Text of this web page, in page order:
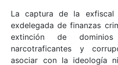
La captura de la exfiscal
exdelegada de finanzas
extinción de
narcotraficantes y
asociar con la ideología